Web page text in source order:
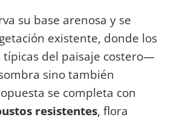
su base arenosa y se
existente, donde los
del paisaje costero—
sino también
se completa con
resistentes, flora